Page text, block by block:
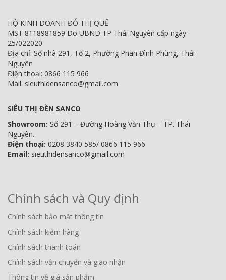
HỘ KINH DOANH ĐỖ THỊ QUẾ
MST 8118981859 Do UBND TP Thái Nguyên cấp ngày
25/022020
Địa chỉ: Số nhà 291, Tổ 2, Phường Phan Đình Phùng, Thái
Nguyên
Điện thoại: 0866 115 966
Mail: sieuthidensanco@gmail.com
SIÊU THỊ ĐÈN SANCO
Showroom: Số 291 – Đường Hoàng Văn Thụ – TP. Thái
Nguyên.
Điện thoại: 0208 3840 585/ 0866 115 966
Email: sieuthidensanco@gmail.com
Chính sách và Quy định
Chính sách bảo mật thông tin
Chính sách kiểm hàng
Chính sách thanh toán
Chính sách vận chuyển và giao nhận
Thông tin về giá sản phẩm